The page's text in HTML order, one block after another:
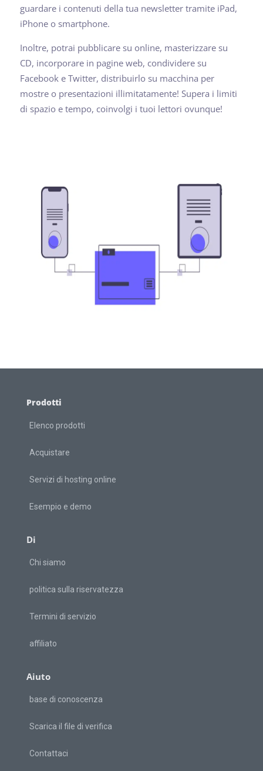
guardare i contenuti della tua newsletter tramite iPad,
iPhone o smartphone.
Inoltre, potrai pubblicare su online, masterizzare su
CD, incorporare in pagine web, condividere su
Facebook e Twitter, distribuirlo su macchina per
mostre o presentazioni illimitatamente! Supera i limiti
di spazio e tempo, coinvolgi i tuoi lettori ovunque!
Prodotti
Elenco prodotti
Acquistare
Servizi di hosting online
Esempio e demo
Di
Chi siamo
politica sulla riservatezza
Termini di servizio
affiliato
Aiuto
base di conoscenza
Scarica il file di verifica
Contattaci